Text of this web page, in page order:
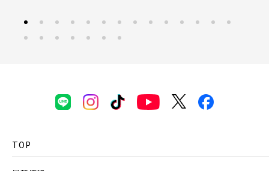
JR武蔵野線
見学OK
【予告広告】リーズン青砥 アイ・ラウンジ
見学OK
見学不可
こだわり条件
販売開始前の物件
三郷市(2)
幸手市(0) 吉川市(0)
TOP